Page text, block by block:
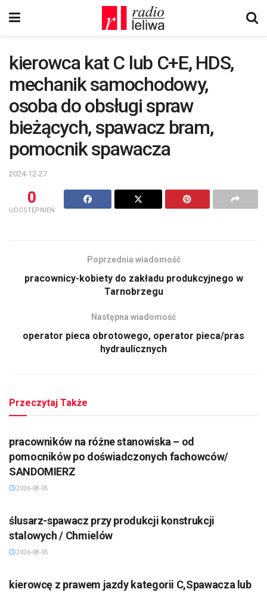
kierowca kat C lub C+E, HDS,
mechanik samochodowy,
osoba do obsługi spraw
bieżących, spawacz bram,
pomocnik spawacza
2024-12-27
0
UDOSTĘPNIEŃ
Poprzednia wiadomość
pracownicy-kobiety do zakładu produkcyjnego w
Tarnobrzegu
Następna wiadomość
operator pieca obrotowego, operator pieca/pras
hydraulicznych
Przeczytaj Także
pracowników na różne stanowiska – od
pomocników po doświadczonych fachowców/
SANDOMIERZ
2026-08-05
ślusarz-spawacz przy produkcji konstrukcji
stalowych / Chmielów
2026-08-05
kierowcę z prawem jazdy kategorii C,Spawacza lub